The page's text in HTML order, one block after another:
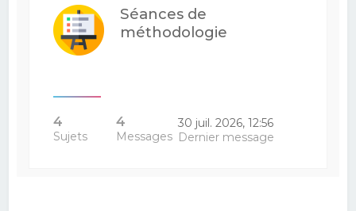
Séances de
méthodologie
4
Sujets
4
Messages
30 juil. 2026, 12:56
Dernier message